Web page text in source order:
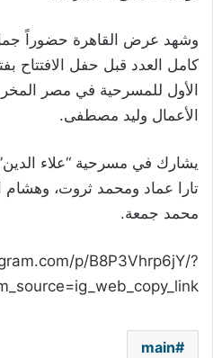
وشهد عرض القاهرة حضوراً
كامل العدد قبل حفل الافتتاح
الأول للمسرحية في مصر
الأعمال وليد مصطفى.
يشارك في مسرحية “علاء
تارا عماد ومحمد ثروت،
محمد جمعة.
p/B8P3Vhrp6jY/?
main